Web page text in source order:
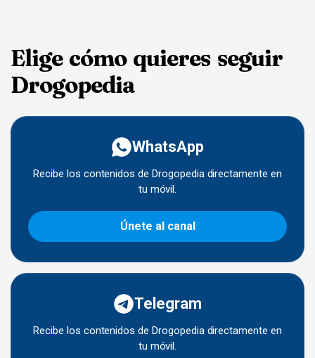
Elige cómo quieres seguir
Drogopedia
WhatsApp
Recibe los contenidos de Drogopedia directamente en
tu móvil.
Únete al canal
Telegram
Recibe los contenidos de Drogopedia directamente en
tu móvil.